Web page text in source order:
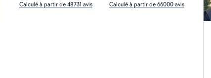
Calculé à partir de 48731 avis Calculé à partir de 66000 avis